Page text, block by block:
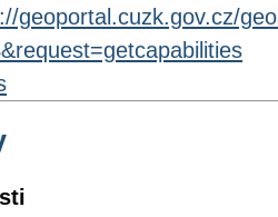
geoportal.cuzk.gov.cz/